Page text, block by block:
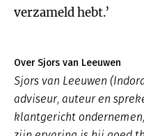
verzameld hebt.’
Over Sjors van Leeuwen
Sjors van Leeuwen
adviseur, auteur en
klantgericht